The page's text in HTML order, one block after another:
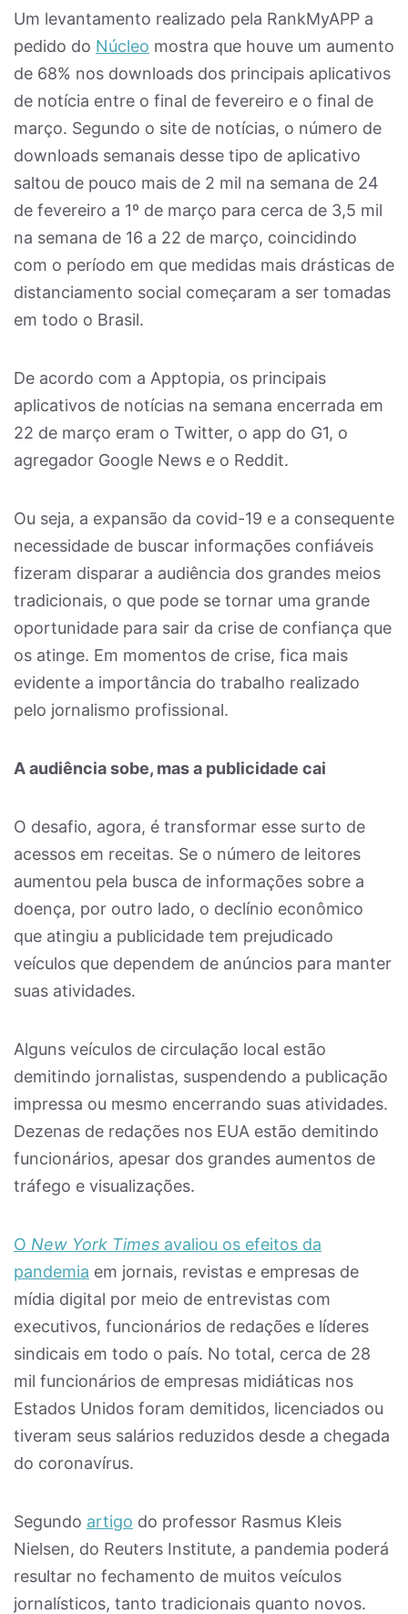
Um levantamento realizado pela RankMyAPP a
pedido do Núcleo mostra que houve um aumento
de 68% nos downloads dos principais aplicativos
de notícia entre o final de fevereiro e o final de
março. Segundo o site de notícias, o número de
downloads semanais desse tipo de aplicativo
saltou de pouco mais de 2 mil na semana de 24
de fevereiro a 1º de março para cerca de 3,5 mil
na semana de 16 a 22 de março, coincidindo
com o período em que medidas mais drásticas de
distanciamento social começaram a ser tomadas
em todo o Brasil.
De acordo com a Apptopia, os principais
aplicativos de notícias na semana encerrada em
22 de março eram o Twitter, o app do G1, o
agregador Google News e o Reddit.
Ou seja, a expansão da covid-19 e a consequente
necessidade de buscar informações confiáveis
fizeram disparar a audiência dos grandes meios
tradicionais, o que pode se tornar uma grande
oportunidade para sair da crise de confiança que
os atinge. Em momentos de crise, fica mais
evidente a importância do trabalho realizado
pelo jornalismo profissional.
A audiência sobe, mas a publicidade cai
O desafio, agora, é transformar esse surto de
acessos em receitas. Se o número de leitores
aumentou pela busca de informações sobre a
doença, por outro lado, o declínio econômico
que atingiu a publicidade tem prejudicado
veículos que dependem de anúncios para manter
suas atividades.
Alguns veículos de circulação local estão
demitindo jornalistas, suspendendo a publicação
impressa ou mesmo encerrando suas atividades.
Dezenas de redações nos EUA estão demitindo
funcionários, apesar dos grandes aumentos de
tráfego e visualizações.
O New York Times avaliou os efeitos da
pandemia em jornais, revistas e empresas de
mídia digital por meio de entrevistas com
executivos, funcionários de redações e líderes
sindicais em todo o país. No total, cerca de 28
mil funcionários de empresas midiáticas nos
Estados Unidos foram demitidos, licenciados ou
tiveram seus salários reduzidos desde a chegada
do coronavírus.
Segundo artigo do professor Rasmus Kleis
Nielsen, do Reuters Institute, a pandemia poderá
resultar no fechamento de muitos veículos
jornalísticos, tanto tradicionais quanto novos.